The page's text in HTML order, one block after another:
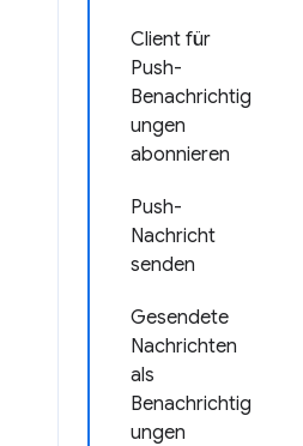
Client für
Push-
Benachrichtig
ungen
abonnieren
Push-
Nachricht
senden
Gesendete
Nachrichten
als
Benachrichtig
ungen